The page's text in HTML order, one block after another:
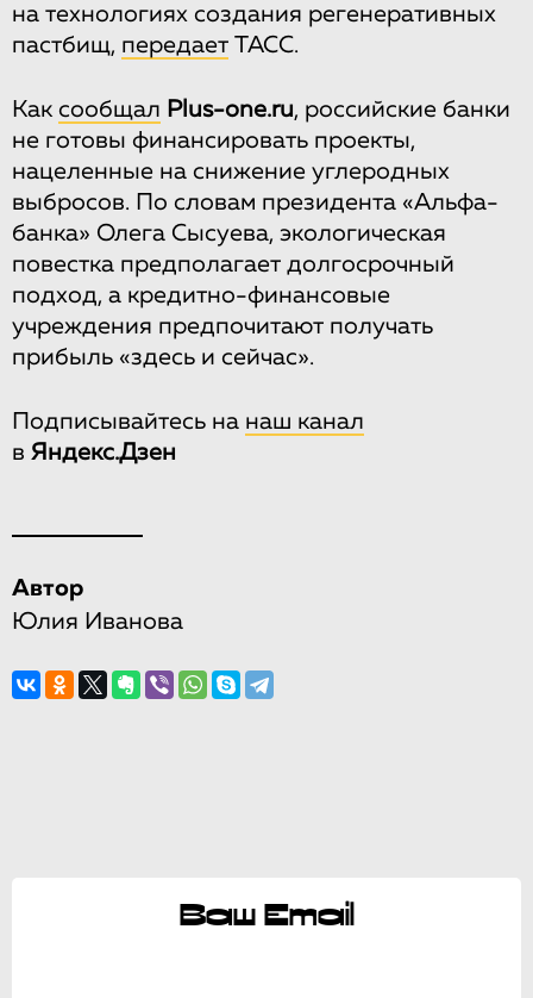
на технологиях создания регенеративных
пастбищ, передает ТАСС.
Как сообщал Plus-one.ru, российские банки
не готовы финансировать проекты,
нацеленные на снижение углеродных
выбросов. По словам президента «Альфа-
банка» Олега Сысуева, экологическая
повестка предполагает долгосрочный
подход, а кредитно-финансовые
учреждения предпочитают получать
прибыль «здесь и сейчас».
Подписывайтесь на наш канал
в Яндекс.Дзен
Автор
Юлия Иванова
Ваш Email